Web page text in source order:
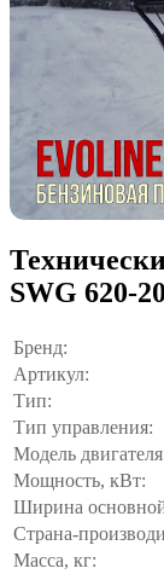
SWG 620-
Бренд:
Артикул:
Тип:
Тип управления:
Модель
Мощность, кВт:
Ширина
Страна-
Масса, кг: